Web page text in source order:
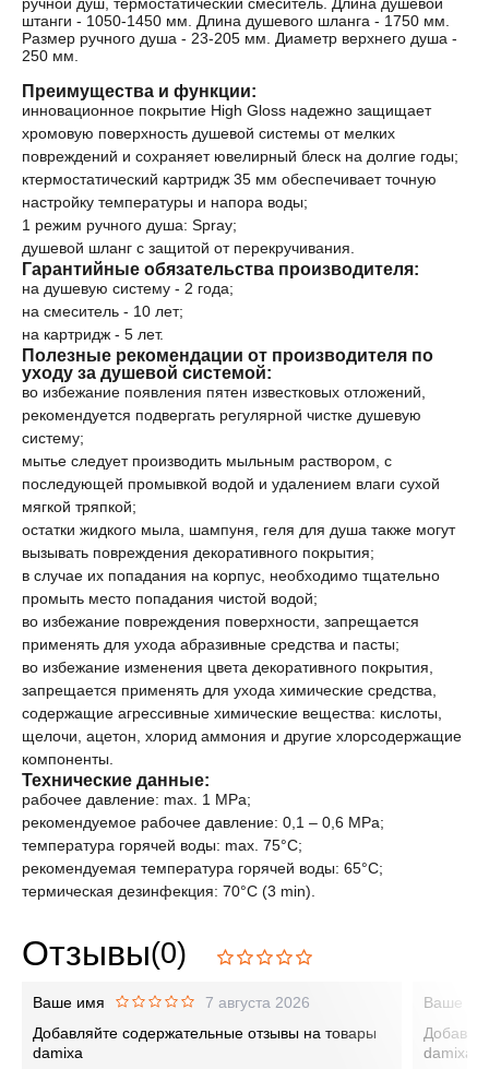
штанги - 1050-1450 мм. Длина душевого шланга - 1750 мм.
Размер ручного душа - 23-205 мм. Диаметр верхнего душа -
250 мм.
Преимущества и функции:
инновационное покрытие High Gloss надежно защищает
хромовую поверхность душевой системы от мелких
повреждений и сохраняет ювелирный блеск на долгие годы;
ктермостатический картридж 35 мм обеспечивает точную
настройку температуры и напора воды;
1 режим ручного душа: Spray;
душевой шланг с защитой от перекручивания.
Гарантийные обязательства производителя:
на душевую систему - 2 года;
на смеситель - 10 лет;
на картридж - 5 лет.
Полезные рекомендации от производителя по
уходу за душевой системой:
во избежание появления пятен известковых отложений,
рекомендуется подвергать регулярной чистке душевую
систему;
мытье следует производить мыльным раствором, с
последующей промывкой водой и удалением влаги сухой
мягкой тряпкой;
остатки жидкого мыла, шампуня, геля для душа также могут
вызывать повреждения декоративного покрытия;
в случае их попадания на корпус, необходимо тщательно
промыть место попадания чистой водой;
во избежание повреждения поверхности, запрещается
применять для ухода абразивные средства и пасты;
во избежание изменения цвета декоративного покрытия,
запрещается применять для ухода химические средства,
содержащие агрессивные химические вещества: кислоты,
щелочи, ацетон, хлорид аммония и другие хлорсодержащие
компоненты.
Технические данные:
рабочее давление: max. 1 MPa;
рекомендуемое рабочее давление: 0,1 – 0,6 MPa;
температура горячей воды: max. 75°C;
рекомендуемая температура горячей воды: 65°C;
термическая дезинфекция: 70°C (3 min).
Отзывы(0)
Ваше имя
7 августа 2026
Добавляйте содержательные отзывы на товары
damixa
Ваше
damixa